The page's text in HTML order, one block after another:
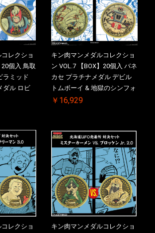
レクショ
20個入 鳥取
ラミッド
ダル ロビ
ス 初回シ
キン肉マンメダルコレクショ
ン VOL.7 【BOX】20個入 バネ
カセ プラチナメダル デビル
トムボーイ & 地獄のシンフォ
ニー 初回シリアルNO.入 ケー
￥16,929
レクショ
キン肉マンメダルコレクショ